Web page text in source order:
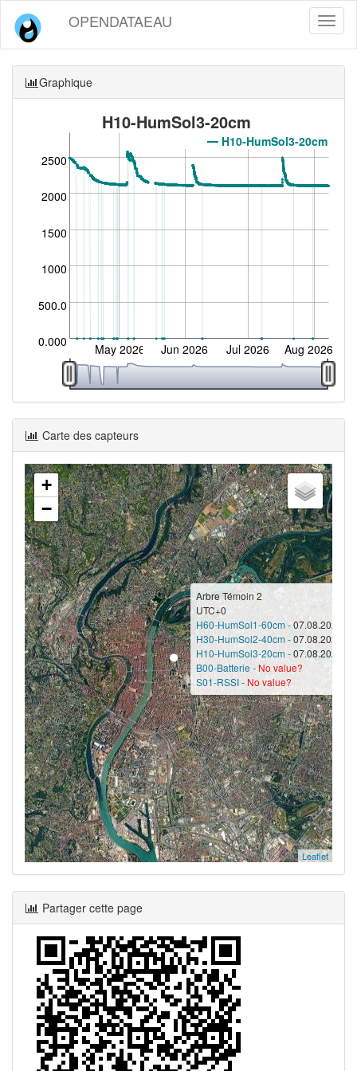
OPENDATAEAU
Graphique
H10-HumSol3-20cm
H10-HumSol3-20cm
0.000
500.0
1000
1500
2000
2500
May 2026 Jun 2026 Jul 2026 Aug 2026
Carte des capteurs
Arbre Témoin 2
UTC+0
H60-HumSol1-60cm -07.08.2026
H30-HumSol2-40cm -07.08.2026
H10-HumSol3-20cm -07.08.2026
B00-Batterie - No value?
S01-RSSI -No value?
+
−
Leaflet
Partager cette page